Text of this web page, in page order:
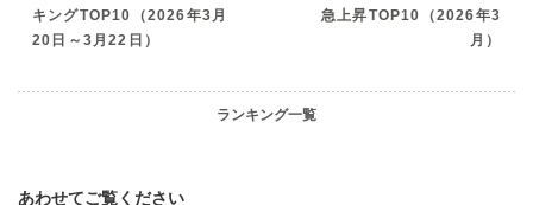
キングTOP10（2026年3月
20日～3月22日）
急上昇TOP10（2026年3
月）
ランキング一覧
あわせてご覧ください